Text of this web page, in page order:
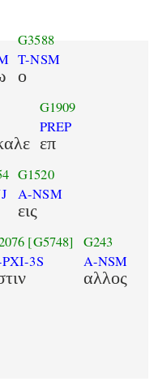
G3588
T-NSM
ο
G1909
PREP
επ
G1520
A-NSM
εις
[G5748]
3S
G243
A-NSM
αλλος